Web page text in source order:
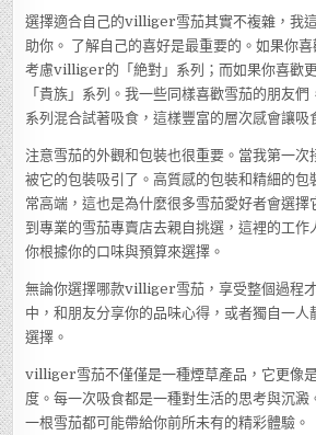
選擇適合自己的villiger雪茄其實不複雜，我
助你。 了解自己的喜好是最重要的。如果你
考慮villiger的「絶對」系列；而如果你喜歡
「貴族」系列。我一些同樣喜歡雪茄的朋友
系列混合試著吸食，這樣豐富的層次感會讓吸
注意雪茄的外觀和包裝也很重要。當我第一
被它的包裝吸引了。高質感的包裝和精細的包
常高端，這也是為什麼很多雪茄愛好者會選擇
到專業的雪茄專賣店去親自挑選，這裡的工作
你根據你的口味與預算來選擇。
無論你選擇哪款villiger雪茄，享受整個過程
中，和朋友分享你的品味心得，或者獨自一人
選擇。
villiger雪茄不僅僅是一種煙草產品，它更像
度。每一次吸食都是一種對生活的思考與沉澱
一根雪茄都可能帶給你前所未有的精彩體驗。